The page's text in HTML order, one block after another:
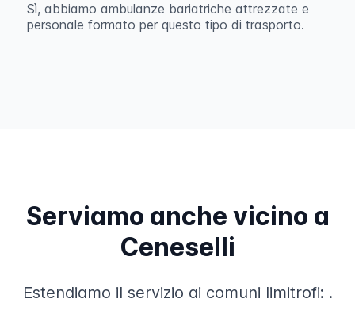
Sì, abbiamo ambulanze bariatriche attrezzate e
personale formato per questo tipo di trasporto.
Serviamo anche vicino a
Ceneselli
Estendiamo il servizio ai comuni limitrofi: .